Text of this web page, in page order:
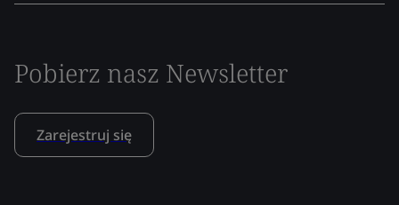
Pobierz nasz Newsletter
Zarejestruj się